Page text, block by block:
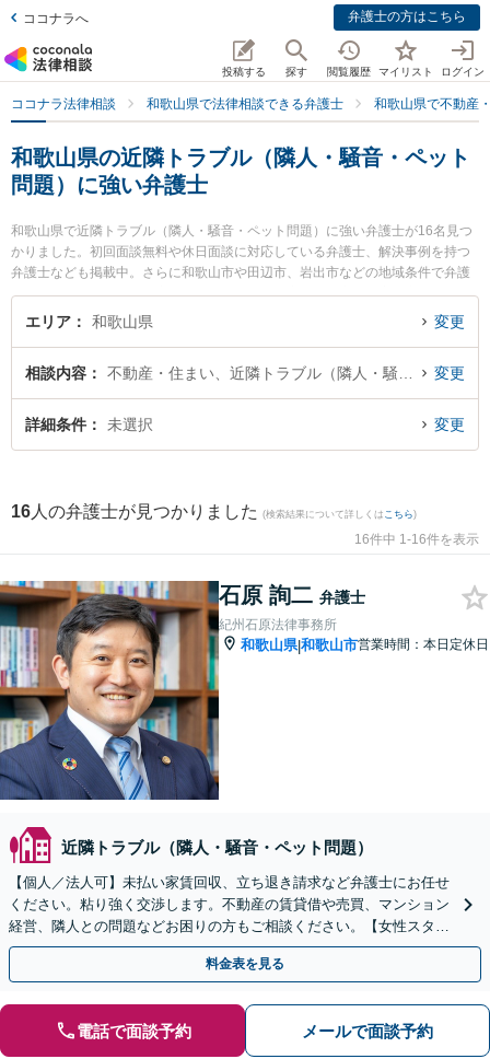
ココナラへ 弁護士の方はこちら
投稿する 探す 閲覧履歴 マイリスト ログイン
ココナラ法律相談 和歌山県で法律相談できる弁護士 和歌山県で不動産
和歌山県の近隣トラブル（隣人・騒音・ペット
問題）に強い弁護士
和歌山県で近隣トラブル（隣人・騒音・ペット問題）に強い弁護士が16名見つ
かりました。初回面談無料や休日面談に対応している弁護士、解決事例を持つ
弁護士なども掲載中。さらに和歌山市や田辺市、岩出市などの地域条件で弁護
士を絞り込めます。不動産・住まいに関係する立ち退き交渉や家賃交渉、不動
産契約解除等の細かな分野での絞り込み検索もでき便利です。特に紀州石原法
強みなどが注目されています。『和歌山県で土日や夜間に発生した近隣トラブ
ル（隣人・騒音・ペット問題）のトラブルを今すぐに弁護士に相談したい』
『近隣トラブル（隣人・騒音・ペット問題）のトラブル解決の実績豊富な近く
エリア 和歌山県 変更
相談内容 変更
詳細条件 未選択 変更
16 人の弁護士が見つかりました (検索結果について詳しくは こちら)
16件中 1-16件を表示
石原 詢二 弁護士
紀州石原法律事務所
和歌山県|和歌山市営業時間：本日定休日
近隣トラブル（隣人・騒音・ペット問題）
【個人／法人可】未払い家賃回収、立ち退き請求など弁護士にお任せ
ください。粘り強く交渉します。不動産の賃貸借や売買、マンション
経営、隣人との問題などお困りの方もご相談ください。【女性スタッ
フ在籍】
料金表を見る
電話で面談予約 メールで面談予約